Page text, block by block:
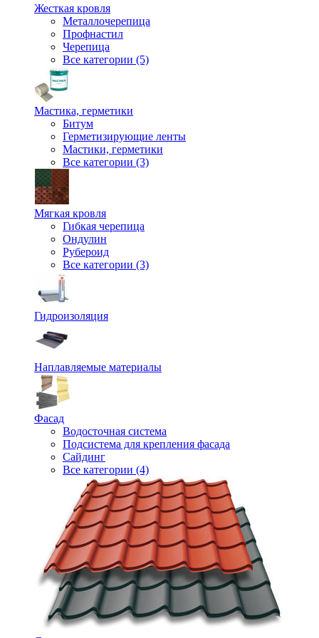
Жесткая кровля
Металлочерепица
Профнастил
Черепица
Все категории (5)
Мастика, герметики
Битум
Герметизирующие ленты
Мастики, герметики
Все категории (3)
Мягкая кровля
Гибкая черепица
Ондулин
Рубероид
Все категории (3)
Гидроизоляция
Наплавляемые материалы
Фасад
Водосточная система
Подсистема для крепления фасада
Сайдинг
Все категории (4)